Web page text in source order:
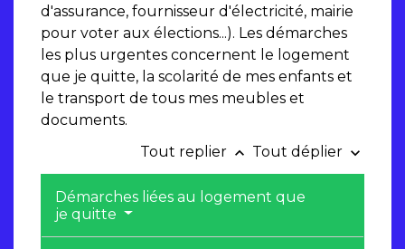
d'assurance, fournisseur d'électricité, mairie
pour voter aux élections...). Les démarches
les plus urgentes concernent le logement
que je quitte, la scolarité de mes enfants et
le transport de tous mes meubles et
documents.
Tout replier keyboard_arrow_up Tout déplier keyboard_arrow_down
Démarches liées au logement que
je quitte